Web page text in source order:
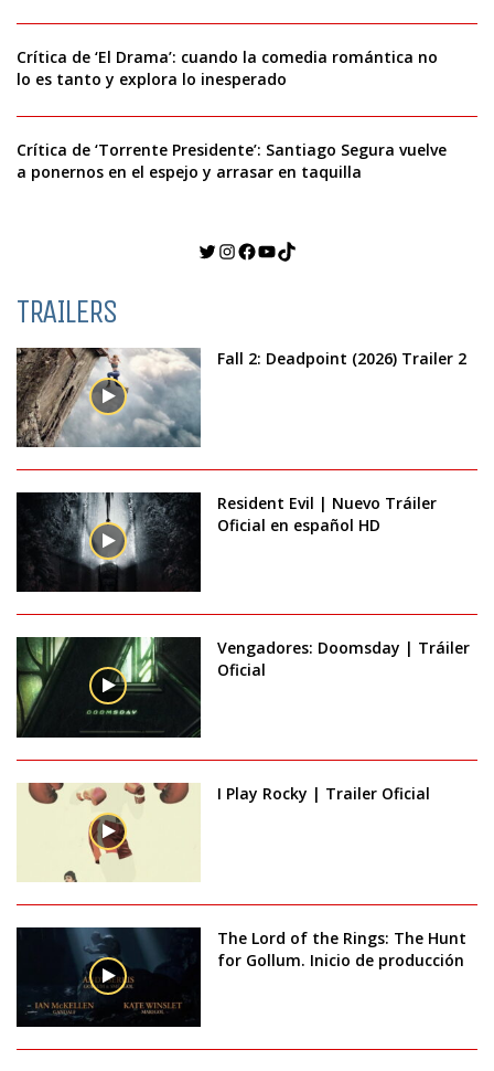
Crítica de ‘El Drama’: cuando la comedia romántica no
lo es tanto y explora lo inesperado
Crítica de ‘Torrente Presidente’: Santiago Segura vuelve
a ponernos en el espejo y arrasar en taquilla
Twitter
Instagram
Facebook
YouTube
TikTok
TRAILERS
Fall 2: Deadpoint (2026) Trailer 2
Resident Evil | Nuevo Tráiler
Oficial en español HD
Vengadores: Doomsday | Tráiler
Oficial
I Play Rocky | Trailer Oficial
The Lord of the Rings: The Hunt
for Gollum. Inicio de producción